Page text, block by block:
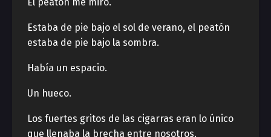
Estaba de pie bajo el sol de verano, el peatón
estaba de pie bajo la sombra.
Había un espacio.
Un hueco.
Los fuertes gritos de las cigarras eran lo único
que llenaba la brecha entre nosotros.